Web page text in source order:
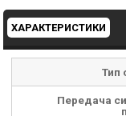
ХАРАКТЕРИСТИКИ
Тип
Передача